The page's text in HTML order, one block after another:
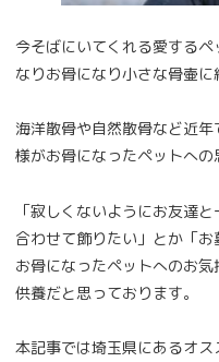
今そばにいてくれる愛する
なりお骨になり小さな骨壷に
海洋散骨や自然散骨など近
様がお骨になったペットへの
「寂しくないようにお友達
合わせて飾りたい」とか「
お骨になったペットへのお
供養だと思っております。
本記事では埼玉県にあるオ